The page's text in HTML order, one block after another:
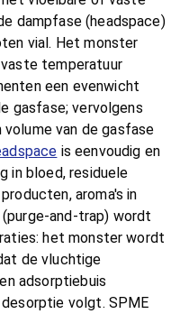
dampfase (headspace)
vial. Het monster
temperatuur
een evenwicht
gasfase; vervolgens
van de gasfase
is eenvoudig en
in bloed, residuele
aroma's in
and-trap) wordt
het monster wordt
de vluchtige
adsorptiebuis
volgt. SPME